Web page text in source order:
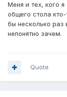
Меня и тех, кого
общего стола
бы несколько раз
непонятно зачем.
Quote